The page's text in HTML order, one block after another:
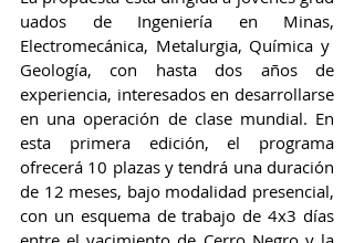
uados de Ingeniería en Minas,
Electromecánica, Metalurgia, Química y
Geología, con hasta dos años de
experiencia, interesados en desarrollarse
en una operación de clase mundial. En
esta primera edición, el programa
ofrecerá 10 plazas y tendrá una duración
de 12 meses, bajo modalidad presencial,
con un esquema de trabajo de 4x3 días